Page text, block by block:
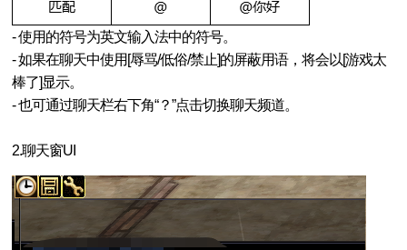
- 使用的符号为英文输入法中的符号。
- 如果在聊天中使用[辱骂/低俗/禁止]的屏蔽用语，将会以[游戏太
棒了]显示。
- 也可通过聊天栏右下角“？”点击切换聊天频道。
2.聊天窗UI